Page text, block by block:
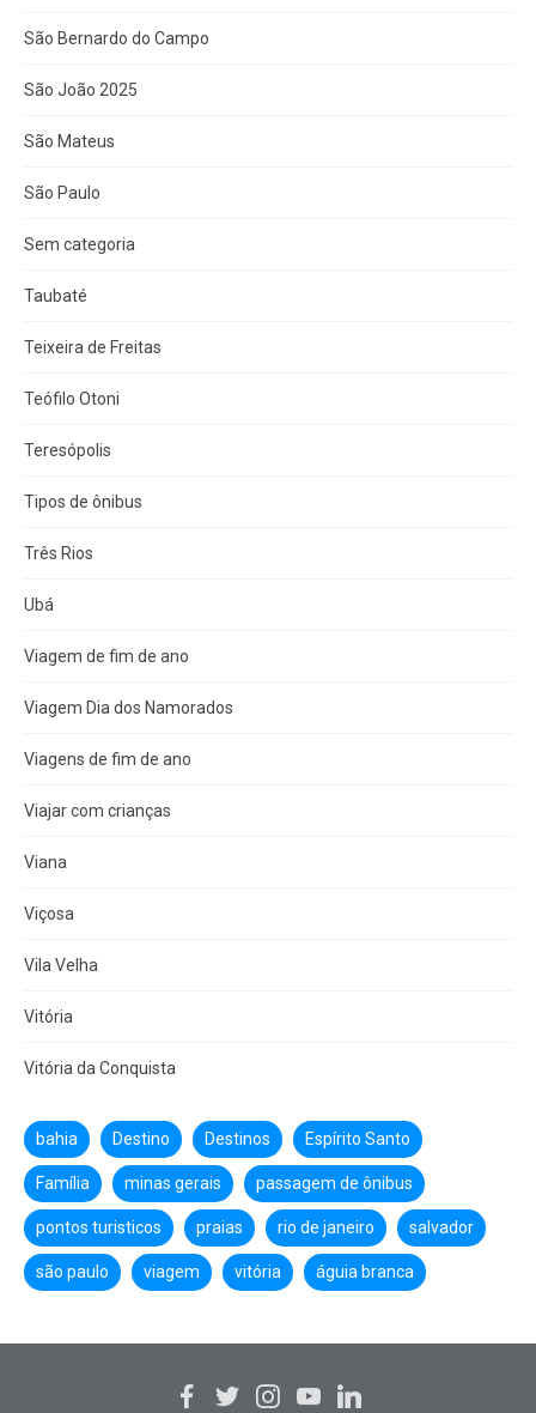
São Bernardo do Campo
São João 2025
São Mateus
São Paulo
Sem categoria
Taubaté
Teixeira de Freitas
Teófilo Otoni
Teresópolis
Tipos de ônibus
Três Rios
Ubá
Viagem de fim de ano
Viagem Dia dos Namorados
Viagens de fim de ano
Viajar com crianças
Viana
Viçosa
Vila Velha
Vitória
Vitória da Conquista
bahia Destino Destinos Espírito Santo
Família minas gerais passagem de ônibus
pontos turisticos praias rio de janeiro salvador
são paulo viagem vitória águia branca